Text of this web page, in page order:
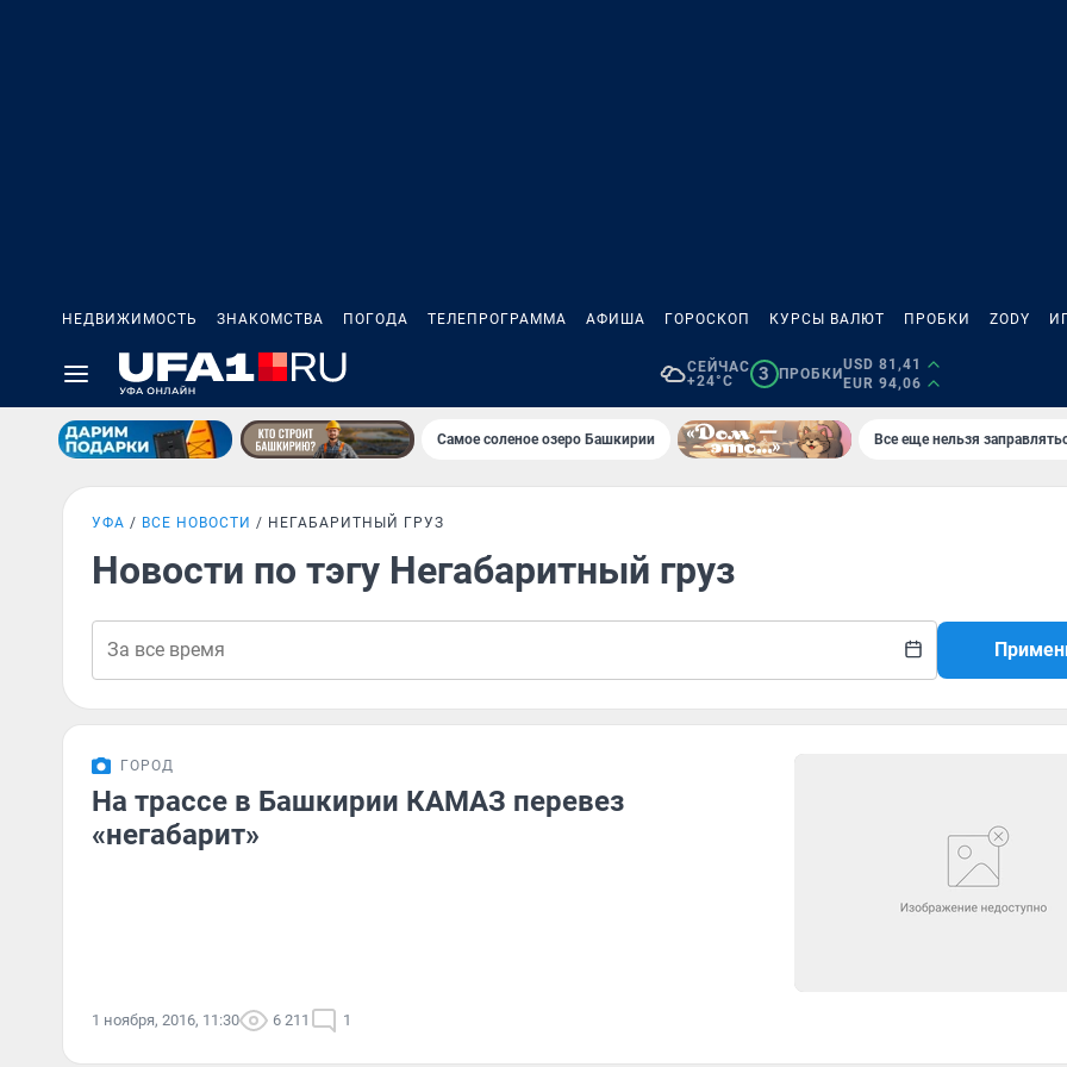
НЕДВИЖИМОСТЬ ЗНАКОМСТВА ПОГОДА ТЕЛЕПРОГРАММА АФИША ГОРОСКОП КУРСЫ ВАЛЮТ ПРОБКИ ZODY
СЕЙЧАС
+24°C
3 ПРОБКИ
USD 81,41
EUR 94,06
Самое соленое озеро Башкирии Все еще нельзя
УФА ВСЕ НОВОСТИ НЕГАБАРИТНЫЙ ГРУЗ
Новости по тэгу Негабаритный груз
ГОРОД
На трассе в Башкирии КАМАЗ перевез
«негабарит»
1 ноября, 2016, 11:30 6 211 1